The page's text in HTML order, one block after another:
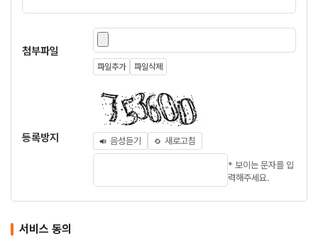
첨부파일
파일추가 파일삭제
등록방지 음성듣기 새로고침
* 보이는 문자를 입
력해주세요.
서비스 동의